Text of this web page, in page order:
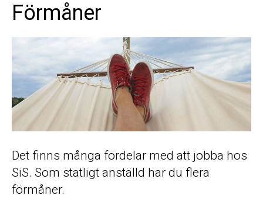
Förmåner
Det finns många fördelar med att jobba hos
SiS. Som statligt anställd har du flera
förmåner.